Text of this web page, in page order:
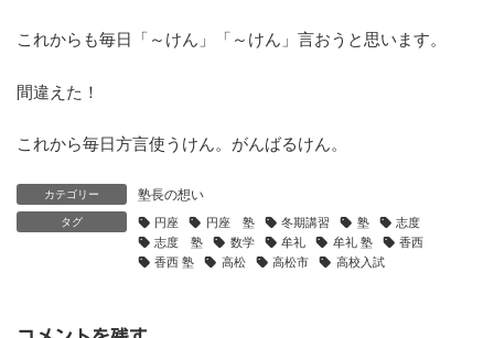
これからも毎日「～けん」「～けん」言おうと思います。
間違えた！
これから毎日方言使うけん。がんばるけん。
カテゴリー 塾長の想い
タグ 円座 円座 塾 冬期講習 塾
志度
志度 塾
数学 牟礼 牟礼 塾
香西
香西 塾
高松 高松市 高校入試